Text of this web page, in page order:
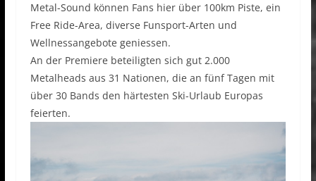
Metal-Sound können Fans hier über 100km Piste, ein
Free Ride-Area, diverse Funsport-Arten und
Wellnessangebote geniessen.
An der Premiere beteiligten sich gut 2.000
Metalheads aus 31 Nationen, die an fünf Tagen mit
über 30 Bands den härtesten Ski-Urlaub Europas
feierten.